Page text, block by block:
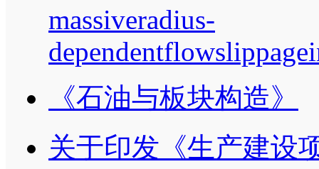
massiveradius-
《石油与板块构造》
关于印发《生产建设